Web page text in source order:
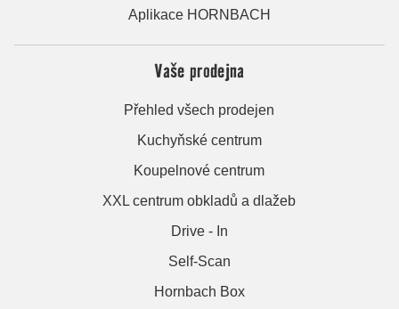
Aplikace HORNBACH
Vaše prodejna
Přehled všech prodejen
Kuchyňské centrum
Koupelnové centrum
XXL centrum obkladů a dlažeb
Drive - In
Self-Scan
Hornbach Box